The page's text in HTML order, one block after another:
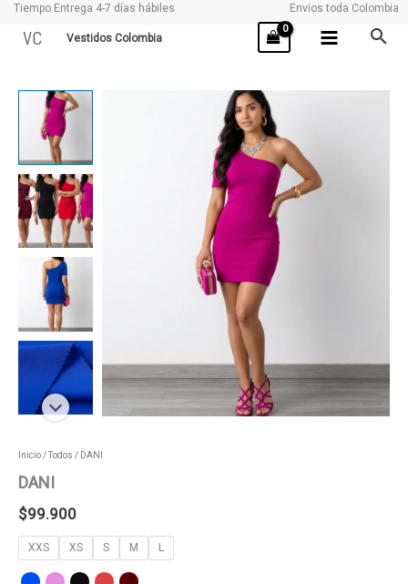
Tiempo Entrega 4-7 días hábiles Envios toda Colombia
VC Vestidos Colombia
Inicio/Todos / DANI
DANI
$99.900
XXS XS S M L
DANI
cantidad